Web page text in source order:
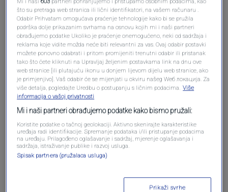
Oglas
što su pretraga web stranica ili lični identifikatori, na vašem računaru .
Odabir Prihvatam omogućava praćenje tehnologije kako bi se pružila
podrška dolje prikazanim svrhama na osnovu kojih mi i naši partneri
obrađujemo podatke Ukoliko je praćenje onemogućeno, neki od sadržaja i
reklama koje vidite možda neće biti relevantni za vas. Ovaj odabir postavki
možete ponovno odabrati i pritom promijeniti trenutni odabir ili pristanak
tako što ćete kliknuti na Upravljaj željenim postavkama link na dnu ove
web stranice [ili plutajuću ikonu u donjem lijevom dijelu web stranice, ako
je primjenjivo]. Vaš odabir će se mijenjati u okviru našeg Wеб локација. Za
više detalja, pogledajte Uredbu o postupanju s ličnim podacima. Više
informacija o vašoj privatnosti
Mi i naši partneri obrađujemo podatke kako bismo pružali:
Koristite podatke o tačnoj geolokaciji. Aktivno skenirajte karakteristike
uređaja radi identifikacije. Spremanje podataka i/ili pristupanje podacima
na uređaju. Prilagođeno oglašavanje i sadržaj, mjerenje oglašavanja i
sadržaja, istraživanje publike i razvoj usluga.
Spisak partnera (pružalaca usluga)
Prikaži svrhe